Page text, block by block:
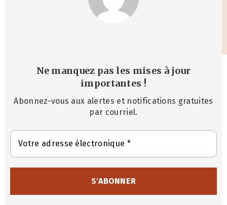
Ne manquez pas les mises à jour
importantes !
Abonnez-vous aux alertes et notifications gratuites
par courriel.